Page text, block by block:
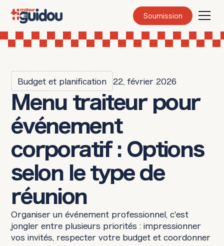
Soumission
Budget et planification 22, février 2026
Menu traiteur pour
événement
corporatif : Options
selon le type de
réunion
Organiser un événement professionnel, c'est
jongler entre plusieurs priorités : impressionner
vos invités, respecter votre budget et coordonner